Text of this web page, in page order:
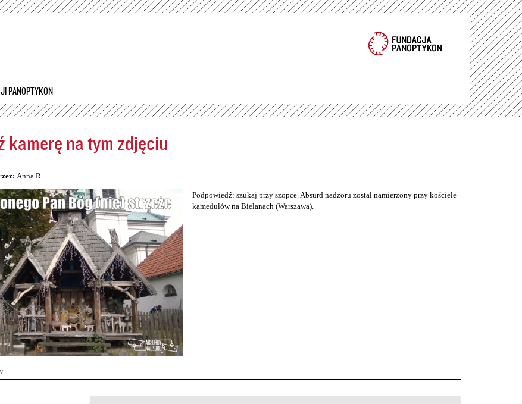
Przejdź
PANOPTYKON
kamerę na tym zdjęciu
Anna R.
Podpowiedź: szukaj przy szopce. Absurd nadzoru został namierzony przy kościele
kamedułów na Bielanach (Warszawa).